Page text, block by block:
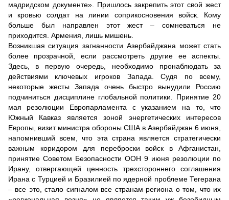
мадридском документе». Пришлось закрепить этот свой жест
и кровью солдат на линии соприкосновения войск. Кому
больше был направлен этот жест – сомневаться не
приходится. Армения, лишь мишень.
Возникшая ситуация загнанности Азербайджана может стать
более прозрачной, если рассмотреть другие ее аспекты.
Здесь, в первую очередь, необходимо пронаблюдать за
действиями ключевых игроков Запада. Судя по всему,
некоторые жесты Запада очень быстро вынудили Россию
подчиниться дисциплине глобальной политики. Принятие 20
мая резолюции Европарламента с указанием на то, что
Южный Кавказ является зоной энергетических интересов
Европы, визит министра обороны США в Азербайджан 6 июня,
напомнивший всем, что эта страна является стратегически
важным коридором для переброски войск в Афганистан,
принятие Советом Безопасности ООН 9 июня резолюции по
Ирану, отвергающей ценность трехстороннего соглашения
Ирана с Турцией и Бразилией по ядерной проблеме Тегерана
– все это, стало сигналом все странам региона о том, что их